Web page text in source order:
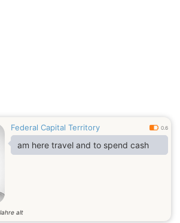
Federal Capital Territory 0.6
am here travel and to spend cash
alt